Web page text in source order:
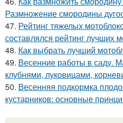
Размножение смородины
47. Рейтинг тяжелых
составлялся рейтинг лучших
48. Как выбрать лучший
49. Весенние работы в саду.
клубнями, луковицами,
50. Весенняя подкормка
кустарников: основные